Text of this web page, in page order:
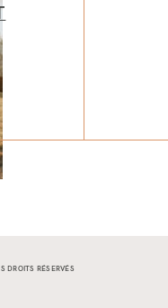
DROITS RÉSERVÉS